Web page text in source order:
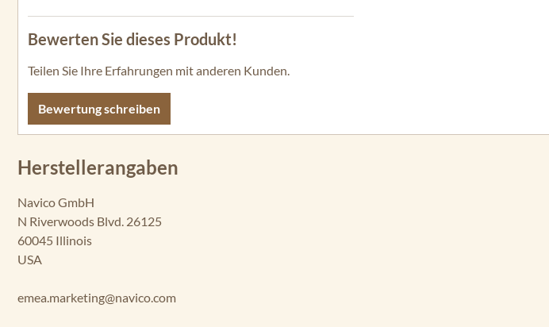
Bewerten Sie dieses Produkt!
Teilen Sie Ihre Erfahrungen mit anderen Kunden.
Bewertung schreiben
Herstellerangaben
Navico GmbH
N Riverwoods Blvd. 26125
60045 Illinois
USA
emea.marketing@navico.com